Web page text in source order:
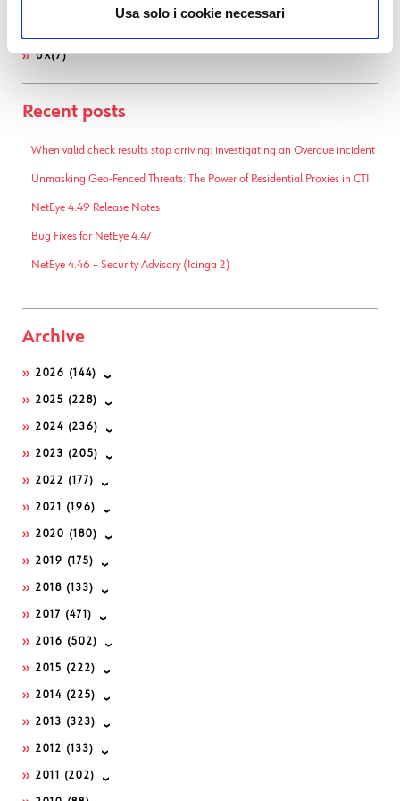
Usa solo i cookie necessari
UX(7)
Recent posts
When valid check results stop arriving: investigating an Overdue incident
Unmasking Geo-Fenced Threats: The Power of Residential Proxies in CTI
NetEye 4.49 Release Notes
Bug Fixes for NetEye 4.47
NetEye 4.46 – Security Advisory (Icinga 2)
Archive
2026 (144)
2025 (228)
2024 (236)
2023 (205)
2022 (177)
2021 (196)
2020 (180)
2019 (175)
2018 (133)
2017 (471)
2016 (502)
2015 (222)
2014 (225)
2013 (323)
2012 (133)
2011 (202)